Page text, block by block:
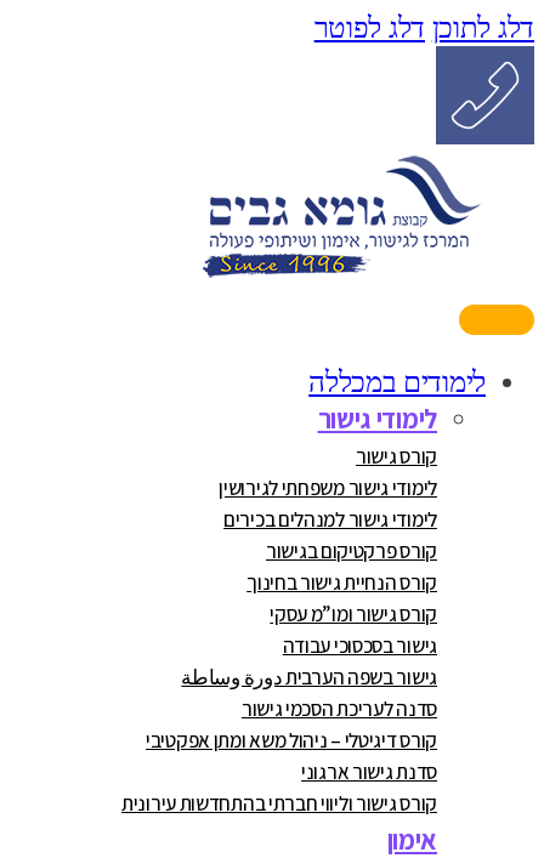
דלג לתוכן דלג לפוטר
לימודים במכללה
לימודי גישור
קורס גישור
לימודי גישור משפחתי לגירושין
לימודי גישור למנהלים בכירים
קורס פרקטיקום בגישור
קורס הנחיית גישור בחינוך
קורס גישור ומו”מ עסקי
גישור בסכסוכי עבודה
גישור בשפה הערבית دورة وساطة
סדנה לעריכת הסכמי גישור
קורס דיגיטלי – ניהול משא ומתן אפקטיבי
סדנת גישור ארגוני
קורס גישור וליווי חברתי בהתחדשות עירונית
אימון